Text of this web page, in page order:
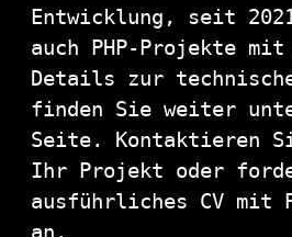
Entwicklung, seit
auch PHP-Projekte mit
Details zur
finden Sie weiter
Seite. Kontaktieren
Ihr Projekt oder
ausführliches CV
an.